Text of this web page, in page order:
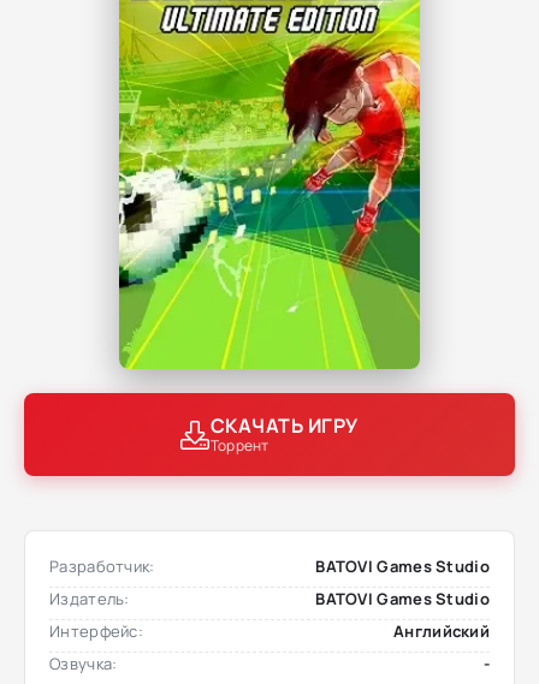
СКАЧАТЬ ИГРУ
Торрент
Разработчик:
BATOVI Games Studio
Издатель:
BATOVI Games Studio
Интерфейс:
Английский
Озвучка:
-